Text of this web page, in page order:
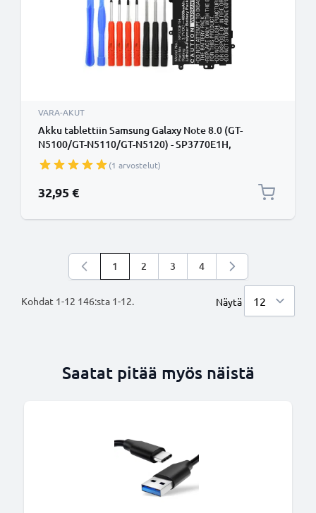
VARA-AKUT
Akku tablettiin Samsung Galaxy Note 8.0 (GT-
N5100/GT-N5110/GT-N5120) - SP3770E1H,
vaihtoakku 4600mAh + Työkalu
(1 arvostelut)
32,95 €
Kohdat 1-12 146:sta 1-12.
Luet parhaillaan sivua
1 Sivu
2 Sivu
3 Sivu
4
Näytä
Saatat pitää myös näistä